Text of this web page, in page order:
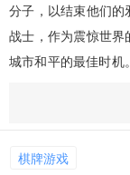
分子，以结束他们的
战士，作为震惊世界
城市和平的最佳时
棋牌游戏